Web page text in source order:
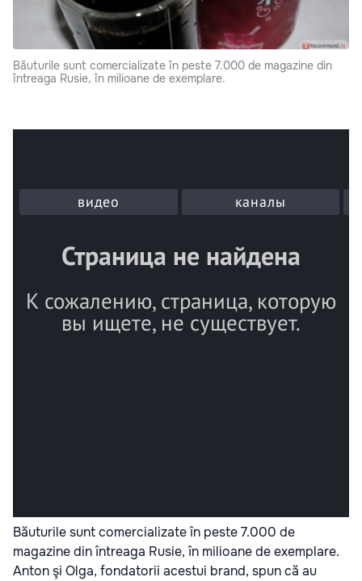
Băuturile sunt comercializate în peste 7.000 de magazine din
întreaga Rusie, în milioane de exemplare.
Băuturile sunt comercializate în peste 7.000 de
magazine din întreaga Rusie, în milioane de exemplare.
Anton şi Olga, fondatorii acestui brand, spun că au